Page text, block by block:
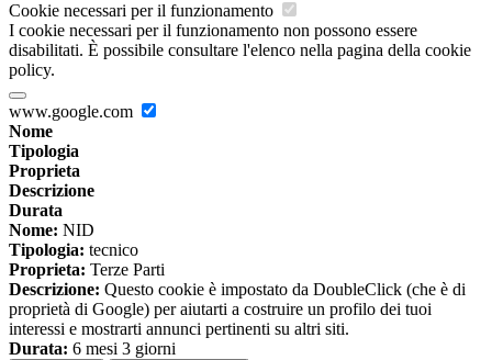
Cookie necessari per il funzionamento
I cookie necessari per il funzionamento non possono essere
disabilitati. È possibile consultare l'elenco nella pagina della cookie
policy.
www.google.com
Nome
Tipologia
Proprieta
Descrizione
Durata
Nome: NID
Tipologia: tecnico
Proprieta: Terze Parti
Descrizione: Questo cookie è impostato da DoubleClick (che è di
proprietà di Google) per aiutarti a costruire un profilo dei tuoi
interessi e mostrarti annunci pertinenti su altri siti.
Durata: 6 mesi 3 giorni